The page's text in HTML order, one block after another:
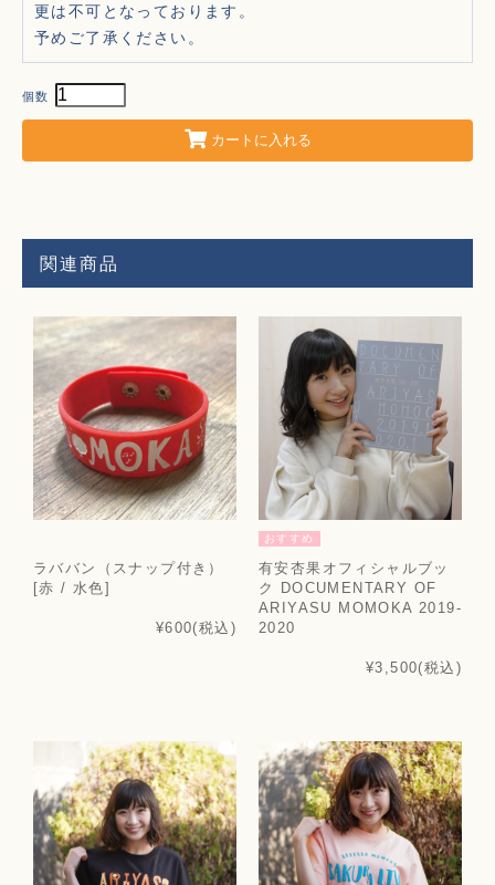
更は不可となっております。
予めご了承ください。
個数
カートに入れる
関連商品
ラババン（スナップ付き）
[赤 / 水色]
¥600(税込)
おすすめ
有安杏果オフィシャルブッ
ク DOCUMENTARY OF
ARIYASU MOMOKA 2019-
2020
¥3,500(税込)